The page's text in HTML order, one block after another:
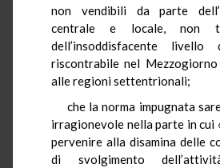
non vendibili da parte
centrale e locale, non
dell’insoddisfacente
riscontrabile nel
alle regioni settentrionali;
che la norma impugnata
irragionevole nella parte in cui
pervenire alla disamina delle
di svolgimento